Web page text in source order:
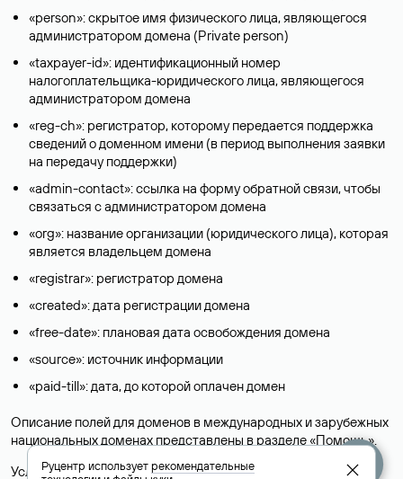
«person»: скрытое имя физического лица, являющегося
администратором домена (Privatе person)
«taxpayer-id»: идентификационный номер
налогоплательщика-юридического лица, являющегося
администратором домена
«reg-ch»: регистратор, которому передается поддержка
сведений о доменном имени (в период выполнения заявки
на передачу поддержки)
«admin-contact»: ссылка на форму обратной связи, чтобы
связаться с администратором домена
«org»: название организации (юридического лица), которая
является владельцем домена
«registrar»: регистратор домена
«created»: дата регистрации домена
«free-date»: плановая дата освобождения домена
«source»: источник информации
«paid-till»: дата, до которой оплачен домен
Описание полей для доменов в международных и зарубежных
национальных доменах представлены в разделе «Помощь».
Условия использования Whois-сервиса
Руцентр используетрекомендательные